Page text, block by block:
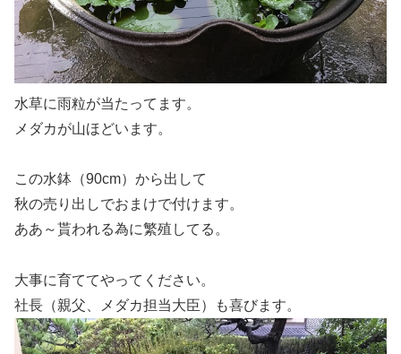
水草に雨粒が当たってます。
メダカが山ほどいます。
この水鉢（90cm）から出して
秋の売り出しでおまけで付けます。
ああ～貰われる為に繁殖してる。
大事に育ててやってください。
社長（親父、メダカ担当大臣）も喜びます。